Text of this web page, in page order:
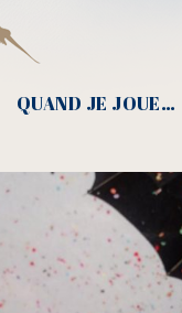
QUAND JE JOUE…